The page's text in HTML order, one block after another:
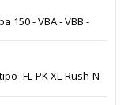
150 - VBA - VBB -
FL-PK XL-Rush-N